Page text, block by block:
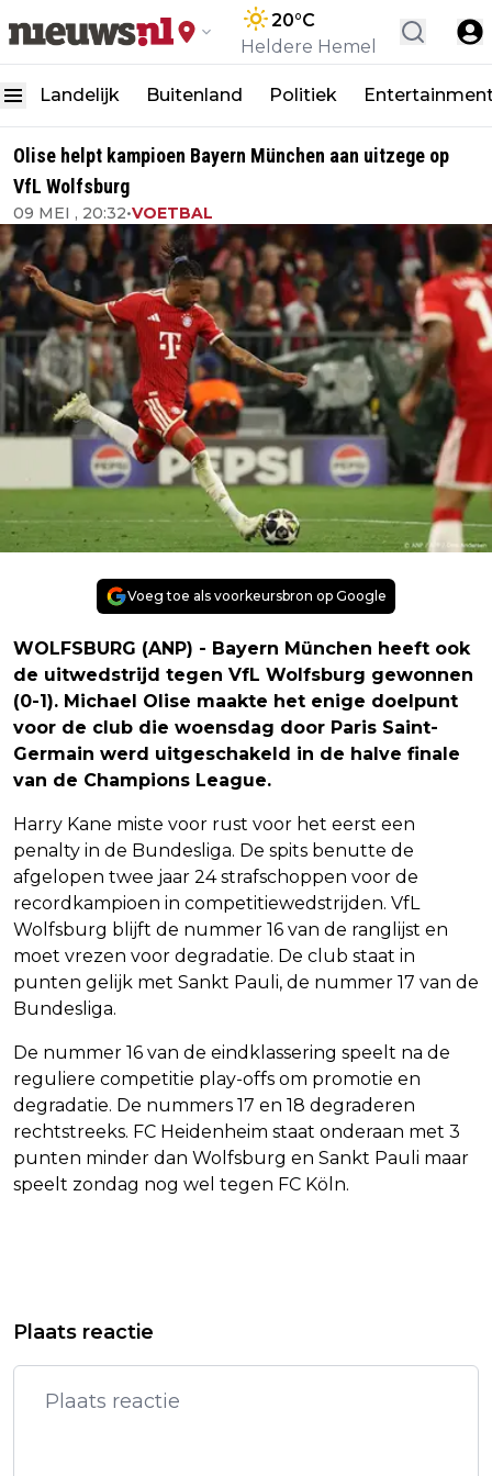
20°C
Heldere Hemel
Landelijk Buitenland Politiek
Olise helpt kampioen Bayern München aan uitzege op
VfL Wolfsburg
09 MEI , 20:32•VOETBAL
Voeg toe als voorkeursbron op Google
WOLFSBURG (ANP) - Bayern München heeft ook
de uitwedstrijd tegen VfL Wolfsburg gewonnen
(0-1). Michael Olise maakte het enige doelpunt
voor de club die woensdag door Paris Saint-
Germain werd uitgeschakeld in de halve finale
van de Champions League.
Harry Kane miste voor rust voor het eerst een
penalty in de Bundesliga. De spits benutte de
afgelopen twee jaar 24 strafschoppen voor de
recordkampioen in competitiewedstrijden. VfL
Wolfsburg blijft de nummer 16 van de ranglijst en
moet vrezen voor degradatie. De club staat in
punten gelijk met Sankt Pauli, de nummer 17 van de
Bundesliga.
De nummer 16 van de eindklassering speelt na de
reguliere competitie play-offs om promotie en
degradatie. De nummers 17 en 18 degraderen
rechtstreeks. FC Heidenheim staat onderaan met 3
punten minder dan Wolfsburg en Sankt Pauli maar
speelt zondag nog wel tegen FC Köln.
TITELRACE MET ZEGE OP BRENTFORD
NIALL HORAN PRIJST DE
SONGWRITING VAN OLIVIA RODRIGO
Plaats reactie